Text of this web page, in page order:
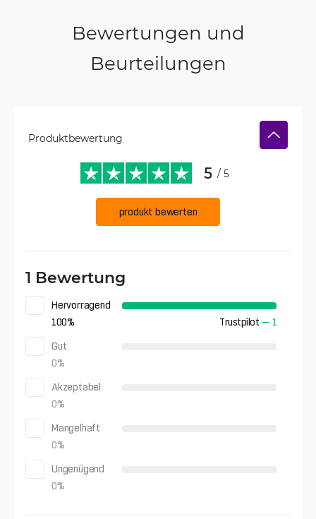
Bewertungen und
Beurteilungen
Produktbewertung
5 / 5
produkt bewerten
1 Bewertung
Hervorragend
100% Trustpilot — 1
Gut
0%
Akzeptabel
0%
Mangelhaft
0%
Ungenügend
0%